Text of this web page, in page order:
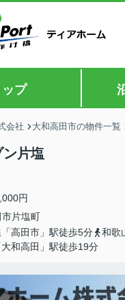
ップ
会社 大和高田市の物件一覧
ン片塩
円
市片塩町
高田市」駅徒歩5分
和歌
和高田」駅徒歩19分